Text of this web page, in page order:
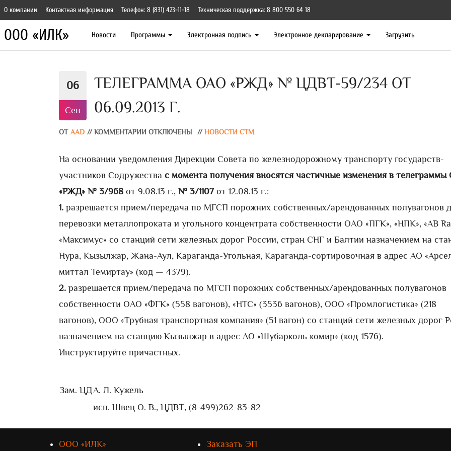
О компании Контактная информация Телефон: 8 (831) 423-11-18 Техническая поддержка: 8 800 550 64 18
ООО «ИЛК» Новости Программы Электронная подпись Электронное декларирование Загрузить
06
Сен
ТЕЛЕГРАММА ОАО «РЖД» № ЦДВТ-59/234 ОТ
06.09.2013 Г.
ОТ AAD // КОММЕНТАРИИ ОТКЛЮЧЕНЫ // НОВОСТИ СТМ
На основании уведомления Дирекции Совета по железнодорожному транспорту государств-
участников Содружества с момента получения вносятся частичные изменения в
«РЖД» № 3/968 от 9.08.13 г., № 3/1107 от 12.08.13 г.:
1. разрешается прием/передача по МГСП порожних собственных/арендованных полувагонов
перевозки металлопроката и угольного концентрата собственности ОАО «ПГК», «НПК», «АВ
«Максимус» со станций сети железных дорог России, стран СНГ и Балтии назначением на
Нура, Кызылжар, Жана-Аул, Караганда-Угольная, Караганда-сортировочная в адрес АО
миттал Темиртау» (код — 4379).
2. разрешается прием/передача по МГСП порожних собственных/арендованных полувагонов
собственности ОАО «ФГК» (558 вагонов), «НТС» (3536 вагонов), ООО «Промлогистика» (218
вагонов), ООО «Трубная транспортная компания» (51 вагон) со станций сети железных дорог
назначением на станцию Кызылжар в адрес АО «Шубарколь комир» (код-1576).
Инструктируйте причастных.
Зам. ЦДА. Л. Кужель
исп. Швец О. В., ЦДВТ, (8-499)262-83-82
ООО «ИЛК» Заказать ЭП